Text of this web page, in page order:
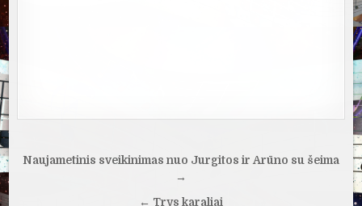
Navigacija
Naujametinis sveikinimas nuo Jurgitos ir Arūno su šeima
→
← Trys karaliai